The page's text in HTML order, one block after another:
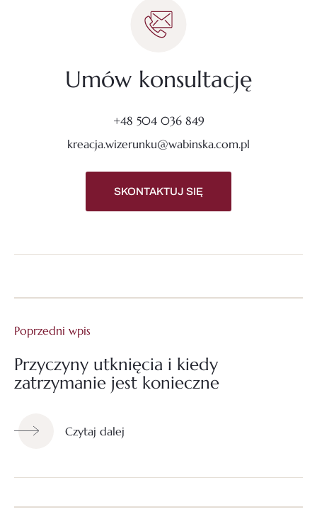
Umów konsultację
+48 504 036 849
kreacja.wizerunku@wabinska.com.pl
SKONTAKTUJ SIĘ
Poprzedni wpis
Przyczyny utknięcia i kiedy
zatrzymanie jest konieczne
Czytaj dalej